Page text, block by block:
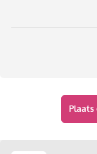
verhalen twijfel
aan te vragen.
Natuurlijk hoop
Plaats